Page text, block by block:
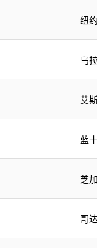
纽
乌
艾
蓝
芝
哥